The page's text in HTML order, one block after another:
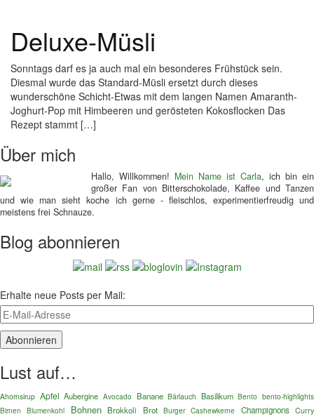
Deluxe-Müsli
Sonntags darf es ja auch mal ein besonderes Frühstück sein.
Diesmal wurde das Standard-Müsli ersetzt durch dieses
wunderschöne Schicht-Etwas mit dem langen Namen Amaranth-
Joghurt-Pop mit Himbeeren und gerösteten Kokosflocken Das
Rezept stammt […]
Über mich
Hallo, Willkommen! Mein Name ist Carla, ich bin ein
großer Fan von Bitterschokolade, Kaffee und Tanzen
und wie man sieht koche ich gerne - fleischlos, experimentierfreudig und
meistens frei Schnauze.
Blog abonnieren
Erhalte neue Posts per Mail:
Lust auf…
Ahornsirup Apfel Aubergine Avocado Banane Bärlauch Basilikum Bento bento-highlights
Birnen Blumenkohl Bohnen Brokkoli Brot Burger Cashewkerne Champignons Curry